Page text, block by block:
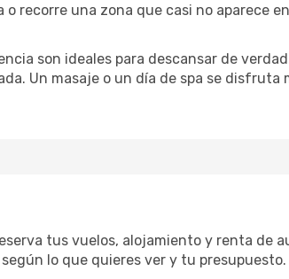
recorre una zona que casi no aparece
son ideales para descansar de
Un masaje o un día de spa se disfruta
tus vuelos, alojamiento y renta de
lo que quieres ver y tu presupuesto.